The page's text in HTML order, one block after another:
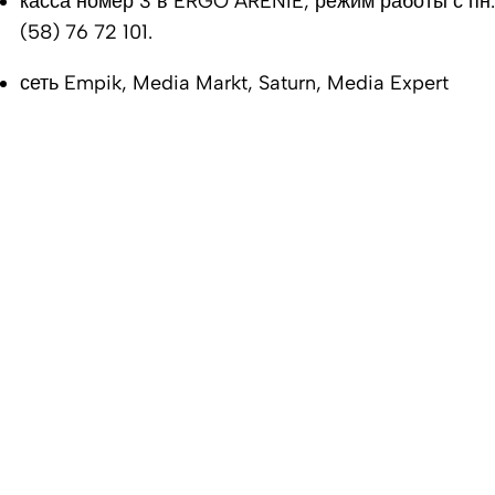
(58) 76 72 101.
сеть Empik, Media Markt, Saturn, Media Expert